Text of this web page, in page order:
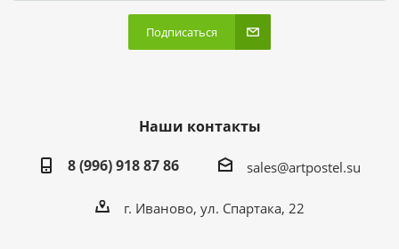
Подписаться
Наши контакты
8 (996) 918 87 86
sales@artpostel.su
г. Иваново, ул. Спартака, 22